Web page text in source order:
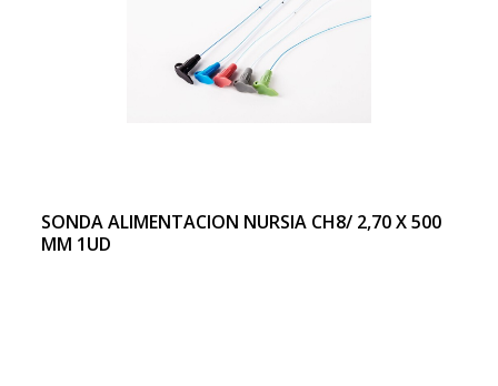
SONDA ALIMENTACION NURSIA CH8/ 2,70 X 500
MM 1UD